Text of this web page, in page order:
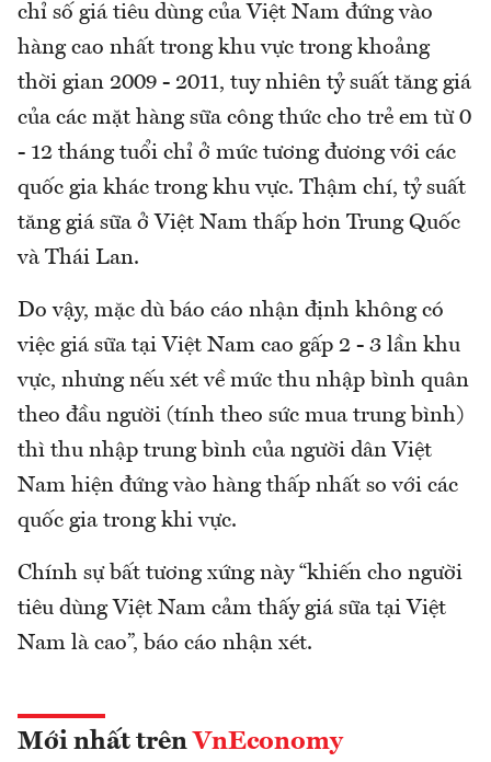
chỉ số giá tiêu dùng của Việt Nam đứng vào
hàng cao nhất trong khu vực trong khoảng
thời gian 2009 - 2011, tuy nhiên tỷ suất tăng giá
của các mặt hàng sữa công thức cho trẻ em từ 0
- 12 tháng tuổi chỉ ở mức tương đương với các
quốc gia khác trong khu vực. Thậm chí, tỷ suất
tăng giá sữa ở Việt Nam thấp hơn Trung Quốc
và Thái Lan.
Do vậy, mặc dù báo cáo nhận định không có
việc giá sữa tại Việt Nam cao gấp 2 - 3 lần khu
vực, nhưng nếu xét về mức thu nhập bình quân
theo đầu người (tính theo sức mua trung bình)
thì thu nhập trung bình của người dân Việt
Nam hiện đứng vào hàng thấp nhất so với các
quốc gia trong khi vực.
Chính sự bất tương xứng này “khiến cho người
tiêu dùng Việt Nam cảm thấy giá sữa tại Việt
Nam là cao”, báo cáo nhận xét.
Mới nhất trên VnEconomy